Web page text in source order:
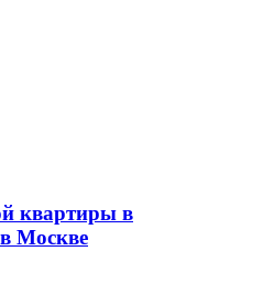
квартиры в
Москве